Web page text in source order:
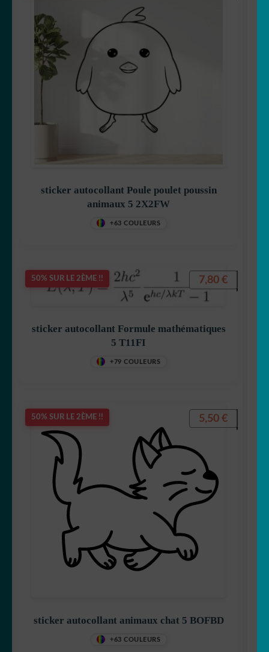
sticker autocollant Poule poulet poussin
animaux 5 2X2FW
+63 COULEURS
50% SUR LE 2ÈME !!
sticker autocollant Formule mathématiques
5 T11FI
+79 COULEURS
7,80 €
50% SUR LE 2ÈME !!
sticker autocollant animaux chat 5 BOFBD
+63 COULEURS
5,50 €